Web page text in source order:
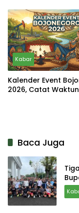
Kabar
Kalender Event
2026, Catat
Baca Juga